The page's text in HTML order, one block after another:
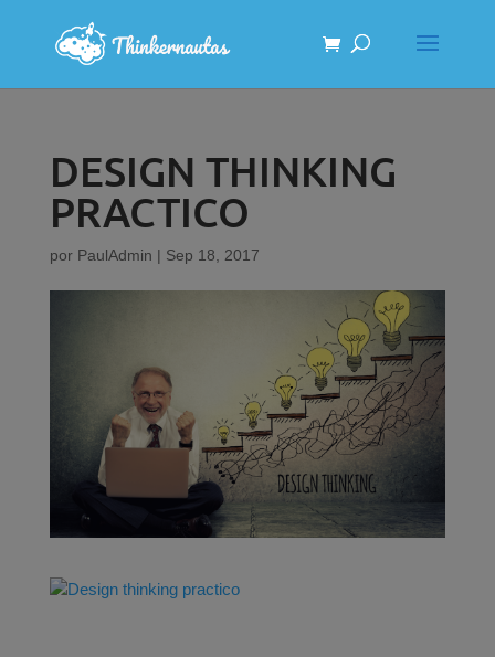
DESIGN THINKING
PRACTICO
por PaulAdmin | Sep 18, 2017